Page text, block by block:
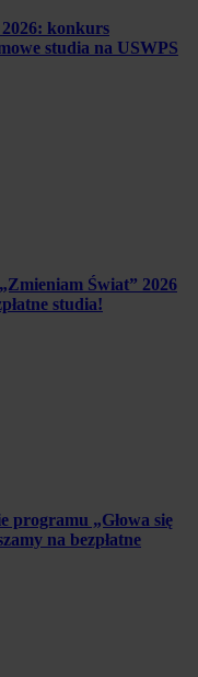
konkurs
studia na USWPS
Świat” 2026
studia!
programu „Głowa się
na bezpłatne